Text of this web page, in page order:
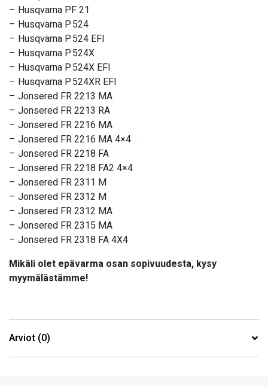
– Husqvarna PF 21
– Husqvarna P 524
– Husqvarna P 524 EFI
– Husqvarna P 524X
– Husqvarna P 524X EFI
– Husqvarna P 524XR EFI
– Jonsered FR 2213 MA
– Jonsered FR 2213 RA
– Jonsered FR 2216 MA
– Jonsered FR 2216 MA 4×4
– Jonsered FR 2218 FA
– Jonsered FR 2218 FA2 4×4
– Jonsered FR 2311 M
– Jonsered FR 2312 M
– Jonsered FR 2312 MA
– Jonsered FR 2315 MA
– Jonsered FR 2318 FA 4X4
Mikäli olet epävarma osan sopivuudesta, kysy
myymälästämme!
Arviot (0)